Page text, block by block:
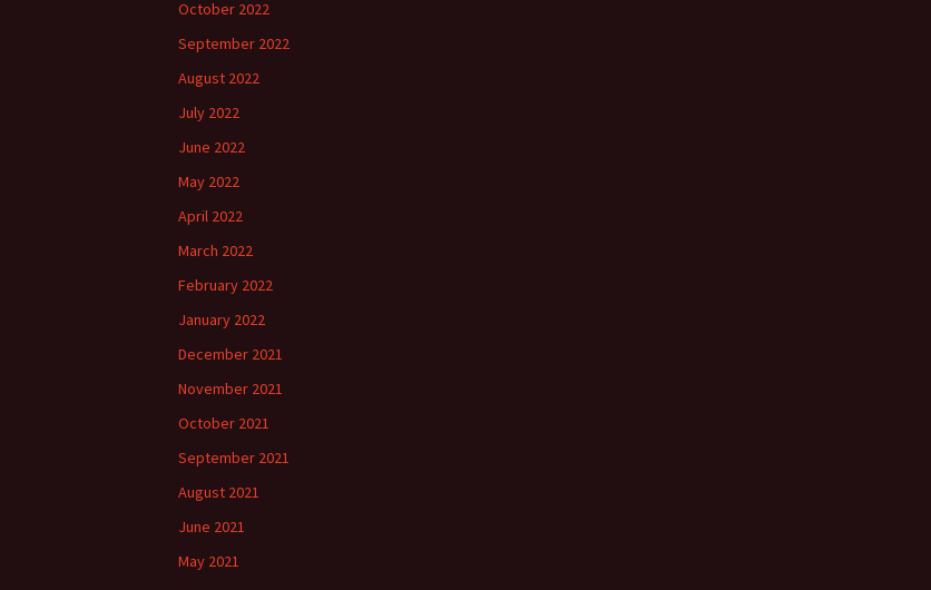
October 2022
September 2022
August 2022
July 2022
June 2022
May 2022
April 2022
March 2022
February 2022
January 2022
December 2021
November 2021
October 2021
September 2021
August 2021
June 2021
May 2021